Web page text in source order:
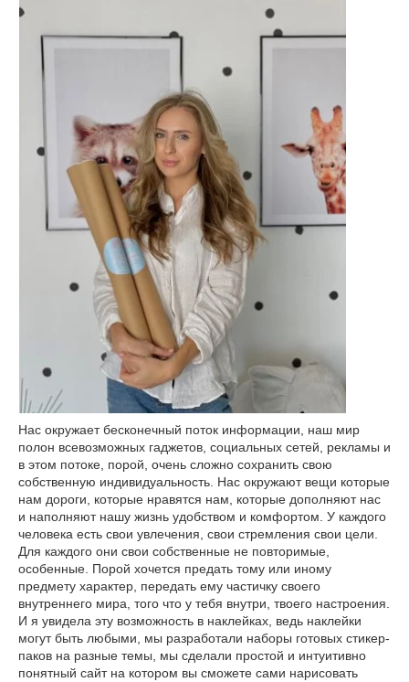
Нас окружает бесконечный поток информации, наш мир
полон всевозможных гаджетов, социальных сетей, рекламы и
в этом потоке, порой, очень сложно сохранить свою
собственную индивидуальность. Нас окружают вещи которые
нам дороги, которые нравятся нам, которые дополняют нас
и наполняют нашу жизнь удобством и комфортом. У каждого
человека есть свои увлечения, свои стремления свои цели.
Для каждого они свои собственные не повторимые,
особенные. Порой хочется предать тому или иному
предмету характер, передать ему частичку своего
внутреннего мира, того что у тебя внутри, твоего настроения.
И я увидела эту возможность в наклейках, ведь наклейки
могут быть любыми, мы разработали наборы готовых стикер-
паков на разные темы, мы сделали простой и интуитивно
понятный сайт на котором вы сможете сами нарисовать